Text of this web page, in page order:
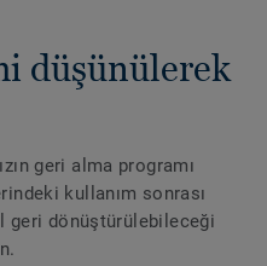
düşünülerek
geri alma programı
kullanım sonrası
geri dönüştürülebileceği